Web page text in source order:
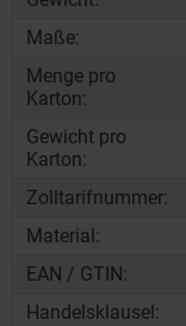
Maße:
Menge pro
Karton:
Gewicht pro
Karton:
Zolltarifnummer:
Material:
EAN / GTIN:
Handelsklausel: